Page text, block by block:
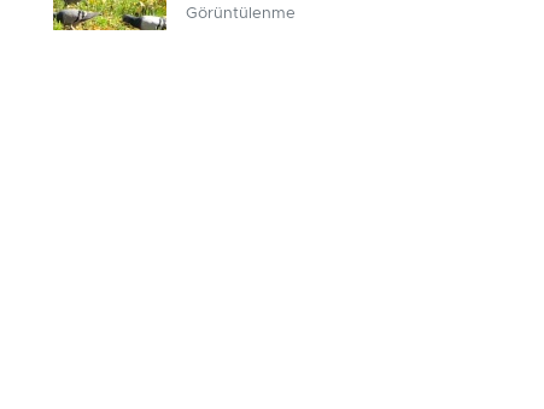
Görüntülenme